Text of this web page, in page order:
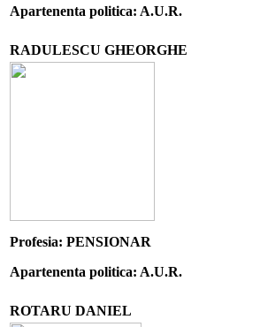
Apartenenta politica: A.U.R.
RADULESCU GHEORGHE
Profesia: PENSIONAR
Apartenenta politica: A.U.R.
ROTARU DANIEL